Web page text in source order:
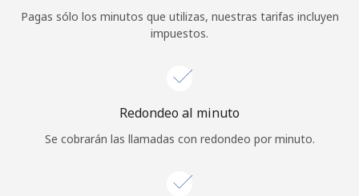
¿Olvidaste tu contraseña? →
Pagas sólo los minutos que utilizas, nuestras tarifas incluyen
impuestos.
Redondeo al minuto
Se cobrarán las llamadas con redondeo por minuto.